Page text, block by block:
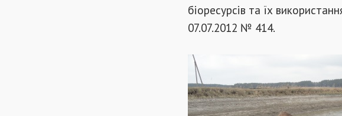
біоресурсів та їх
07.07.2012 № 414.